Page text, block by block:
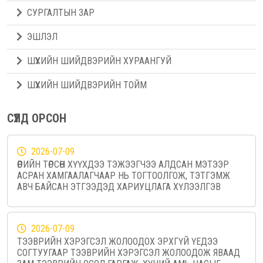
СУРГАЛТЫН ЗАР
ЭШЛЭЛ
ШҮҮХИЙН ШИЙДВЭРИЙН ХУРААНГУЙ
ШҮҮХИЙН ШИЙДВЭРИЙН ТОЙМ
СҮҮЛД ОРСОН
2026-07-09
ӨӨРИЙН ТӨРСӨН ХҮҮХДЭЭ ТЭЖЭЭГЧЭЭ АЛДСАН МЭТЭЭР
АСРАН ХАМГААЛАГЧААР НЬ ТОГТООЛГОЖ, ТЭТГЭМЖ
АВЧ БАЙСАН ЭТГЭЭДЭД ХАРИУЦЛАГА ХҮЛЭЭЛГЭВ
2026-07-09
ТЭЭВРИЙН ХЭРЭГСЭЛ ЖОЛООДОХ ЭРХГҮЙ ҮЕДЭЭ
СОГТУУГААР ТЭЭВРИЙН ХЭРЭГСЭЛ ЖОЛООДОЖ ЯВААД